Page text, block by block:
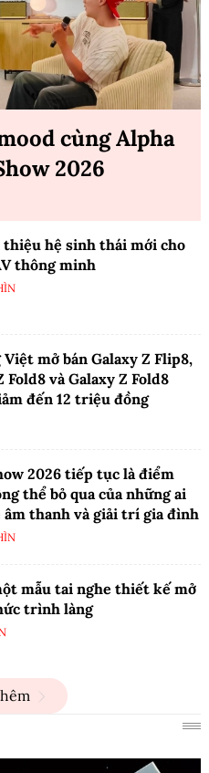
cùng Alpha
2026
thiệu hệ sinh thái mới cho
thông minh
mở bán Galaxy Z Flip8,
Fold8 và Galaxy Z Fold8
đến 12 triệu đồng
2026 tiếp tục là điểm
thể bỏ qua của những ai
âm thanh và giải trí gia đình
mẫu tai nghe thiết kế mở
trình làng